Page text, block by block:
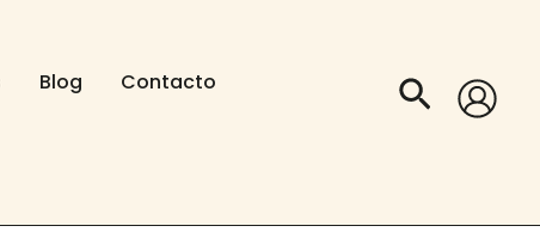
Blog Contacto Buscar